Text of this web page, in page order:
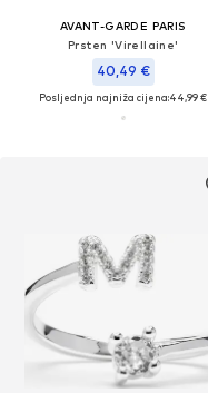
AVANT-GARDE PARIS
Prsten 'Virellaine'
40,49 €
Posljednja najniža cijena:44,99 €